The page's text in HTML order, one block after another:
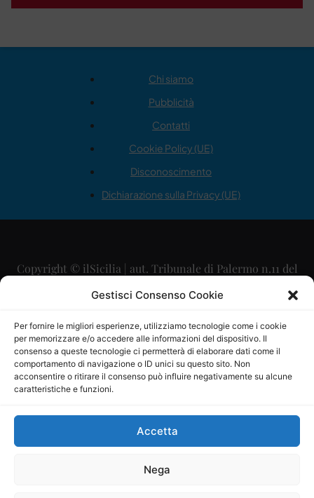
Gestisci Consenso Cookie
Per fornire le migliori esperienze, utilizziamo tecnologie come i cookie
per memorizzare e/o accedere alle informazioni del dispositivo. Il
consenso a queste tecnologie ci permetterà di elaborare dati come il
comportamento di navigazione o ID unici su questo sito. Non
acconsentire o ritirare il consenso può influire negativamente su alcune
caratteristiche e funzioni.
Accetta
Nega
Chi siamo
Pubblicità
Contatti
Cookie Policy (UE)
Disconoscimento
Dichiarazione sulla Privacy (UE)
Copyright © ilSicilia | aut. Tribunale di Palermo n.11 del
29/09/2015
Direttore Editoriale: Maurizio Scaglione
Direttore Responsabile: Maria Calabrese
P.IVA: 06334930820
Mercurio Comunicazione Società Cooperativa a r.l. è
iscritta al Registro degli Operatori di Comunicazione al